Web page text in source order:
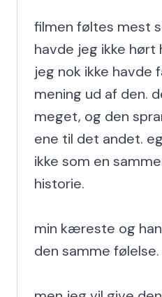
filmen føltes mest
havde jeg ikke hørt
jeg nok ikke havde
mening ud af den.
meget, og den
ene til det andet.
ikke som en
historie.
min kæreste og
den samme følelse.